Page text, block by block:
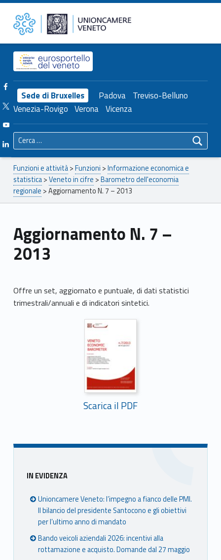
Aggiornamento N. 7 – 2013 – Unioncamere del Veneto Unioncamere del Veneto
Header info sidebar
Sede di Bruxelles Padova Treviso-Belluno
Venezia-Rovigo Verona Vicenza
Facebook Unioncamere Veneto
Twitter Unioncamere Veneto
Youtube Unioncamere Veneto
Linkedin Unioncamere Veneto
Ricerca per:
Breadcrumbs navigation
Funzioni e attività>Funzioni >Informazione economica e
statistica>Veneto in cifre >Barometro dell'economia
regionale >Aggiornamento N. 7 – 2013
Aggiornamento N. 7 –
2013
Offre un set, aggiornato e puntuale, di dati statistici
trimestrali/annuali e di indicatori sintetici.
Scarica il PDF
Sidebar
IN EVIDENZA
Unioncamere Veneto: l’impegno a fianco delle PMI.
Il bilancio del presidente Santocono e gli obiettivi
per l’ultimo anno di mandato
Bando veicoli aziendali 2026: incentivi alla
rottamazione e acquisto. Domande dal 27 maggio